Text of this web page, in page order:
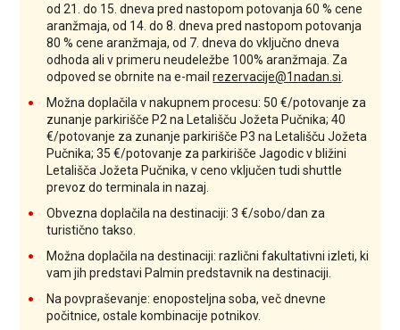
od 21. do 15. dneva pred nastopom potovanja 60 % cene
aranžmaja, od 14. do 8. dneva pred nastopom potovanja
80 % cene aranžmaja, od 7. dneva do vključno dneva
odhoda ali v primeru neudeležbe 100% aranžmaja. Za
odpoved se obrnite na e-mailrezervacije@1nadan.si
Možna doplačila v nakupnem procesu: 50 €/potovanje za
zunanje parkirišče P2 na Letališču Jožeta Pučnika; 40
€/potovanje za zunanje parkirišče P3 na Letališču Jožeta
Pučnika; 35 €/potovanje za parkirišče Jagodic v bližini
Letališča Jožeta Pučnika, v ceno vključen tudi shuttle
prevoz do terminala in nazaj.
Obvezna doplačila na destinaciji: 3 €/sobo/dan za
turistično takso.
Možna doplačila na destinaciji: različni fakultativni izleti, ki
vam jih predstavi Palmin predstavnik na destinaciji.
Na povpraševanje: enoposteljna soba, več dnevne
počitnice, ostale kombinacije potnikov.